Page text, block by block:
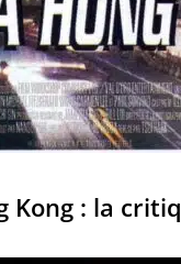
Kong : la